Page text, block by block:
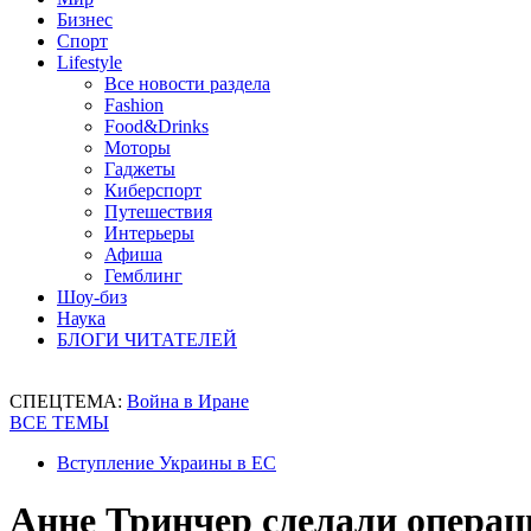
Бизнес
Спорт
Lifestyle
Все новости раздела
Fashion
Food&Drinks
Моторы
Гаджеты
Киберспорт
Путешествия
Интерьеры
Афиша
Гемблинг
Шоу-биз
Наука
БЛОГИ ЧИТАТЕЛЕЙ
СПЕЦТЕМА: Война в Иране
ВСЕ ТЕМЫ
Вступление Украины в ЕС
Анне Тринчер сделали